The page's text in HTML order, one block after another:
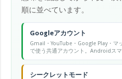
順に並べています。
Googleアカウント
Gmail・YouTube・Google Play・マ
で使う共通アカウント。Androidスマ
シークレットモード